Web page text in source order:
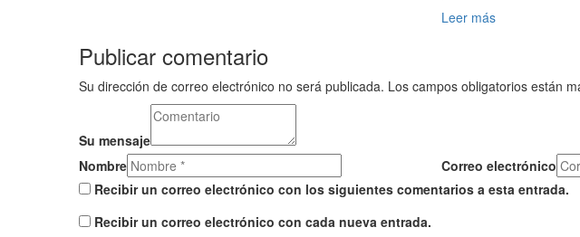
Leer más
Publicar comentario
Su dirección de correo electrónico no será publicada. Los campos obligatorios están
Su mensaje
Nombre
Correo electrónico
Recibir un correo electrónico con los siguientes comentarios a esta entrada.
Recibir un correo electrónico con cada nueva entrada.